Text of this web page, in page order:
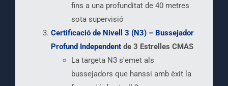
fins a una profunditat de 40 metres
sota supervisió
Certificació de Nivell 3 (N3) – Bussejador
Profund Independentde 3 Estrelles CMAS
La targeta N3 s'emet als
bussejadors que hanssi amb èxit la